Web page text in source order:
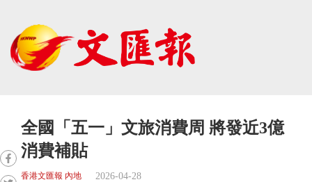
全國「五一」文旅消費周 將發近3億
消費補貼
香港文匯報 內地 2026-04-28